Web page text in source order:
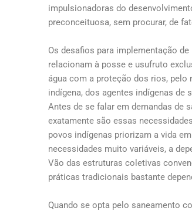
impulsionadoras do
preconceituosa, sem procurar, de
Os desafios para implementação
relacionam à posse e usufruto
água com a proteção dos rios,
indígena, dos agentes indígenas de
Antes de se falar em demandas de
exatamente são essas
povos indígenas priorizam a vida
necessidades muito variáveis, a
Vão das estruturas coletivas
práticas tradicionais bastante
Quando se opta pelo saneamento